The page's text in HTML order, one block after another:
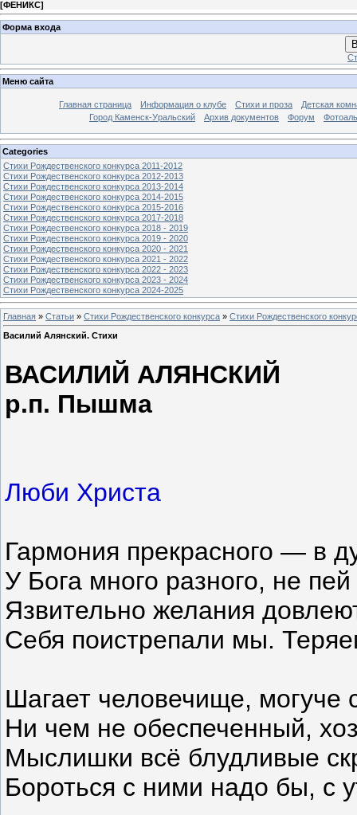
[ФЕНИКС]
Форма входа
Меню сайта
Главная страница Информация о клубе Стихи и проза
Детская
Город Каменск-Уральский
Архив документов Форум
Categories
Стихи Рождественского конкурса 2011-2012
Стихи Рождественского конкурса 2012-2013
Стихи Рождественского конкурса 2013-2014
Стихи Рождественского конкурса 2014-2015
Стихи Рождественского конкурса 2015-2016
Стихи Рождественского конкурса 2017-2018
Стихи Рождественского конкурса 2018 - 2019
Стихи Рождественского конкурса 2019 - 2020
Стихи Рождественского конкурса 2020 - 2021
Стихи Рождественского конкурса 2021 - 2022
Стихи Рождественского конкурса 2022 - 2023
Стихи Рождественского конкурса 2023 - 2024
Стихи Рождественского конкурса 2024-2025
Главная » Статьи » Стихи Рождественского конкурса » Стихи Рождественского
Василий Алянский. Стихи
ВАСИЛИЙ АЛЯНСКИЙ
р.п. Пышма
Люби Христа
Гармония прекрасного — в
У Бога много разного, не
Язвительно желания
Себя поистрепали мы.
Шагает человечище, могуче
Ни чем не обеспеченный,
Мыслишки всё блудливые
Бороться с ними надо бы, с